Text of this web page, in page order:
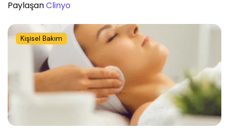
PaylaşanClinyo
Kişisel Bakım